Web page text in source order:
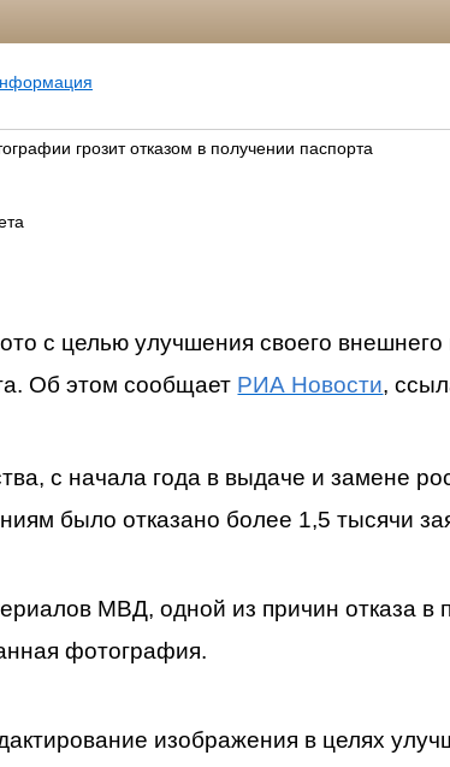
грозит отказом в получении паспорта
с целью улучшения своего внешнего
Об этом сообщает РИА Новости,
с начала года в выдаче и замене
было отказано более 1,5 тысячи
МВД, одной из причин отказа в
фотография.
изображения в целях